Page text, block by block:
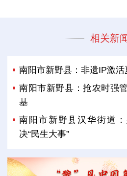
相关新
南阳市新野县：非遗IP激
南阳市新野县：抢农时强
基
南阳市新野县汉华街道
决“民生大事”